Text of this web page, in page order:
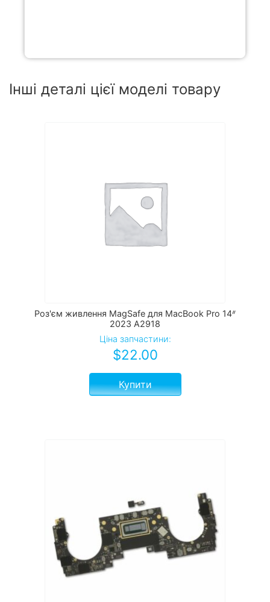
Інші деталі цієї моделі товару
Роз'єм живлення MagSafe для MacBook Pro 14ᐥ
2023 А2918
Ціна запчастини:
$22.00
Купити